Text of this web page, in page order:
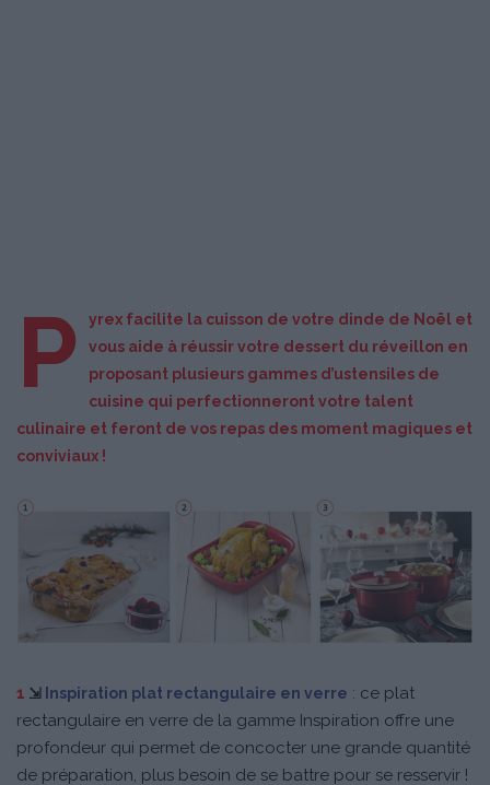
P
yrex facilite la cuisson de votre dinde de Noël et
vous aide à réussir votre dessert du réveillon en
proposant plusieurs gammes d’ustensiles de
cuisine qui perfectionneront votre talent
culinaire et feront de vos repas des moment magiques et
conviviaux !
1 ⇲ Inspiration plat rectangulaire en verre : ce plat
rectangulaire en verre de la gamme Inspiration offre une
profondeur qui permet de concocter une grande quantité
de préparation, plus besoin de se battre pour se resservir !